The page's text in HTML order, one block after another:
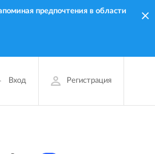
предпочтения в области
Вход Регистрация